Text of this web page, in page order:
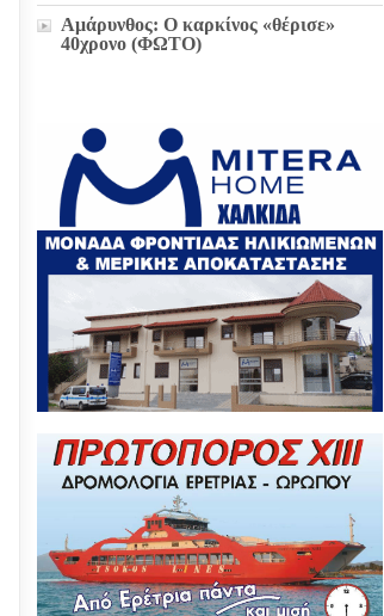
Αμάρυνθος: Ο καρκίνος «θέρισε»
40χρονο (ΦΩΤΟ)
παρελθόν και μέλλον / Αποκλειστικά
στο EviaZoom.gr: Η ένορκη κατάθεση
πρώην Εισαγγελέα Χαλκίδας:
«Διεφθαρμένοι στη Χαλκίδα όλοι οι
διοικούντες δημόσιοι λειτουργοί...»
(ΕΓΓΡΑΦΑ)
Μετά την Χαλκίδα έμεινε χωρίς νερό
και το Βασιλικό λόγω ξανά νέας
έκτακτης βλάβης...
Ζωή Κωνσταντοπούλου για σκάνδαλο
υποκλοπών: «Να κληθεί ο Εισαγγελέας
του Αρείου Πάγου Κ. Τζαβέλλας στην
Επιτροπή Θεσμών και Διαφάνειας της
Βουλής»
Τουρκικά ΜΜΕ: Συναγερμός και
τρόμος σε Ελλάδα και Ισραήλ για τον
νέο Τουρκικό υπερσύχρονο βαλιστικό
πύραυλο με βεληνεκές 6.000 χιλιομέτρα
(ΦΩΤΟ & ΒΙΝΤΕΟ)